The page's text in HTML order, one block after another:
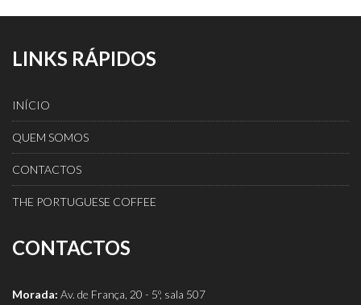
LINKS RÁPIDOS
INÍCIO
QUEM SOMOS
CONTACTOS
THE PORTUGUESE COFFEE
CONTACTOS
Morada: Av. de França, 20 - 5º, sala 507